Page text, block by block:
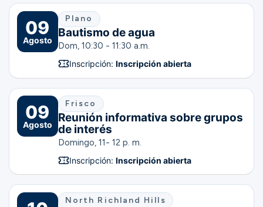
09
Agosto
Plano
Bautismo de agua
Dom, 10:30 - 11:30 a.m.
Inscripción: Inscripción abierta
09
Agosto
Frisco
Reunión informativa sobre grupos
de interés
Domingo, 11- 12 p. m.
Inscripción: Inscripción abierta
North Richland Hills